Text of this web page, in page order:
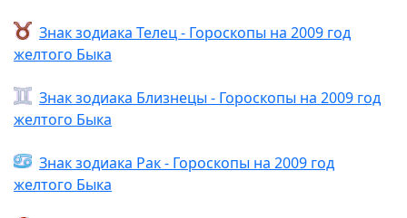
Знак зодиака Телец - Гороскопы на 2009 год
желтого Быка
Знак зодиака Близнецы - Гороскопы на 2009 год
желтого Быка
Знак зодиака Рак - Гороскопы на 2009 год
желтого Быка